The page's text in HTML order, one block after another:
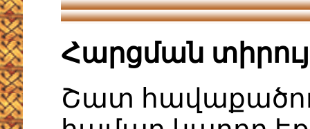
Հարցման
Շատ